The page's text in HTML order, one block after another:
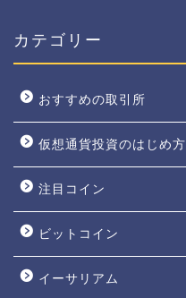
カテゴリー
おすすめの取引所
仮想通貨投資のはじめ方
注目コイン
ビットコイン
イーサリアム